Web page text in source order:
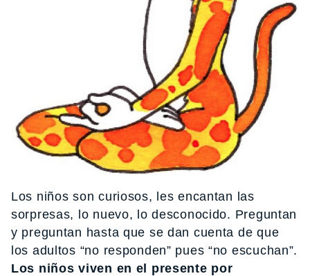
Los niños son curiosos, les encantan las
sorpresas, lo nuevo, lo desconocido. Preguntan
y preguntan hasta que se dan cuenta de que
los adultos “no responden” pues “no escuchan”.
Los niños viven en el presente por